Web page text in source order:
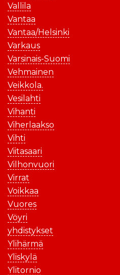
Vallila
Vantaa
Vantaa/Helsinki
Varkaus
Varsinais-Suomi
Vehmainen
Veikkola.
Vesilahti
Vihanti
Viherlaakso
Vihti
Viitasaari
Vilhonvuori
Virrat
Voikkaa
Vuores
Vöyri
yhdistykset
Ylihärmä
Yliskylä
Ylitornio